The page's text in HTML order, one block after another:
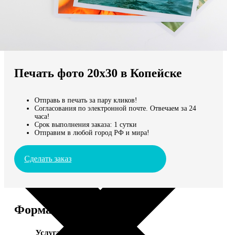
Мы доставляем по всему миру
Продолжить без города
Печать фото 20х30 в Копейске
Отправь в печать за пару кликов!
Согласования по электронной почте. Отвечаем за 24
часа!
Срок выполнения заказа: 1 сутки
Отправим в любой город РФ и мира!
Сделать заказ
Форматы и цены
Услуга